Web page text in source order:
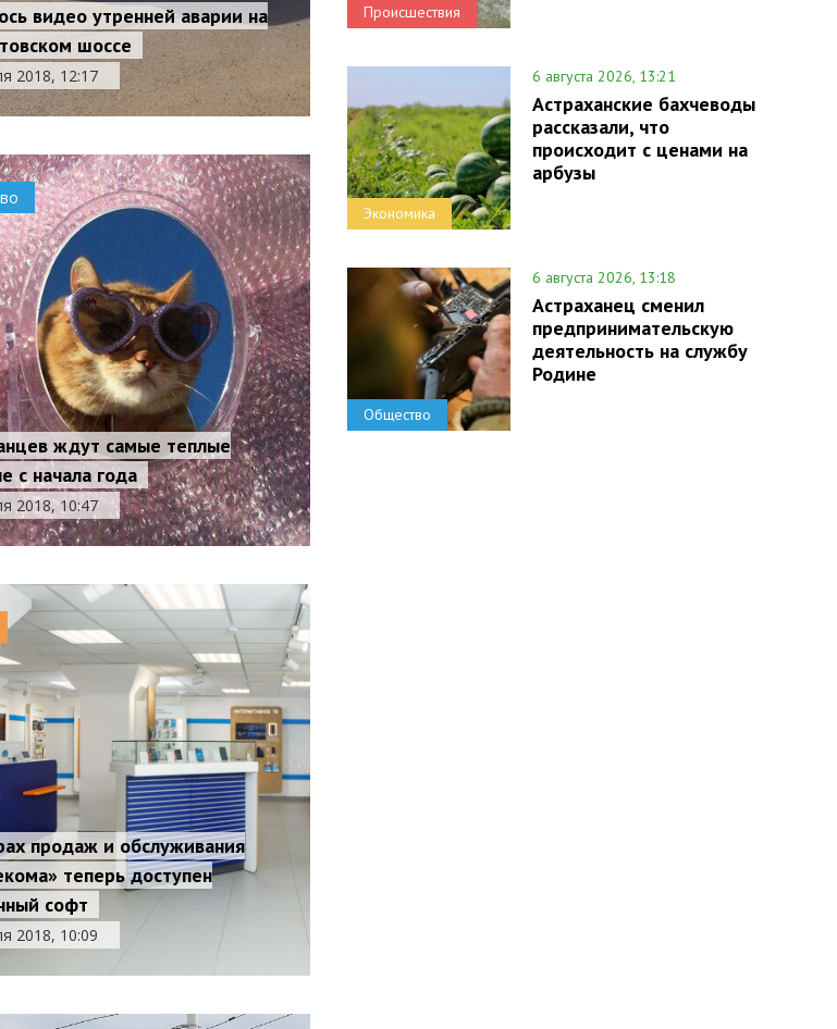
видео утренней аварии на
шоссе
2018, 12:17
ждут самые теплые
с начала года
2018, 10:47
продаж и обслуживания
теперь доступен
софт
2018, 10:09
Происшествия
Экономика
6 августа 2026, 13:21
Астраханские бахчеводы
рассказали, что
происходит с ценами на
арбузы
Общество
6 августа 2026, 13:18
Астраханец сменил
предпринимательскую
деятельность на службу
Родине